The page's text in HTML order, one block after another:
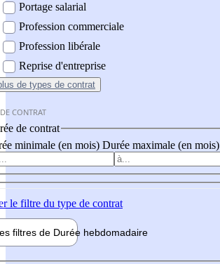
Portage salarial
Profession commerciale
Profession libérale
Reprise d'entreprise
de types de contrat
CONTRAT
de contrat
minimale (en mois) Durée maximale (en mois)
le filtre du type de contrat
filtres de Durée hebdomadaire